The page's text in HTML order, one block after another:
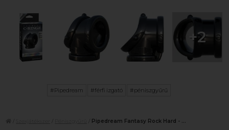
+2
#Pipedream #férfi izgató #péniszgyűrű
Pipedream Fantasy Rock Hard - ...